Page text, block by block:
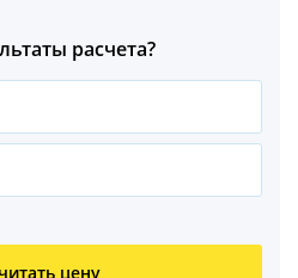
расчета?
цену